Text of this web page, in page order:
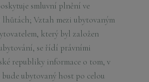
smluvní plnění ve
lhůtách; Vztah mezi ubytovaným
který byl založen
se řídí právními
republiky informace o tom, v
bude ubytovaný host po celou